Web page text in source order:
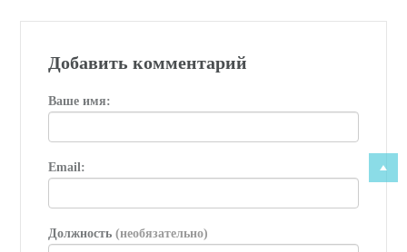
Добавить комментарий
Ваше имя:
Email:
Должность(необязательно)